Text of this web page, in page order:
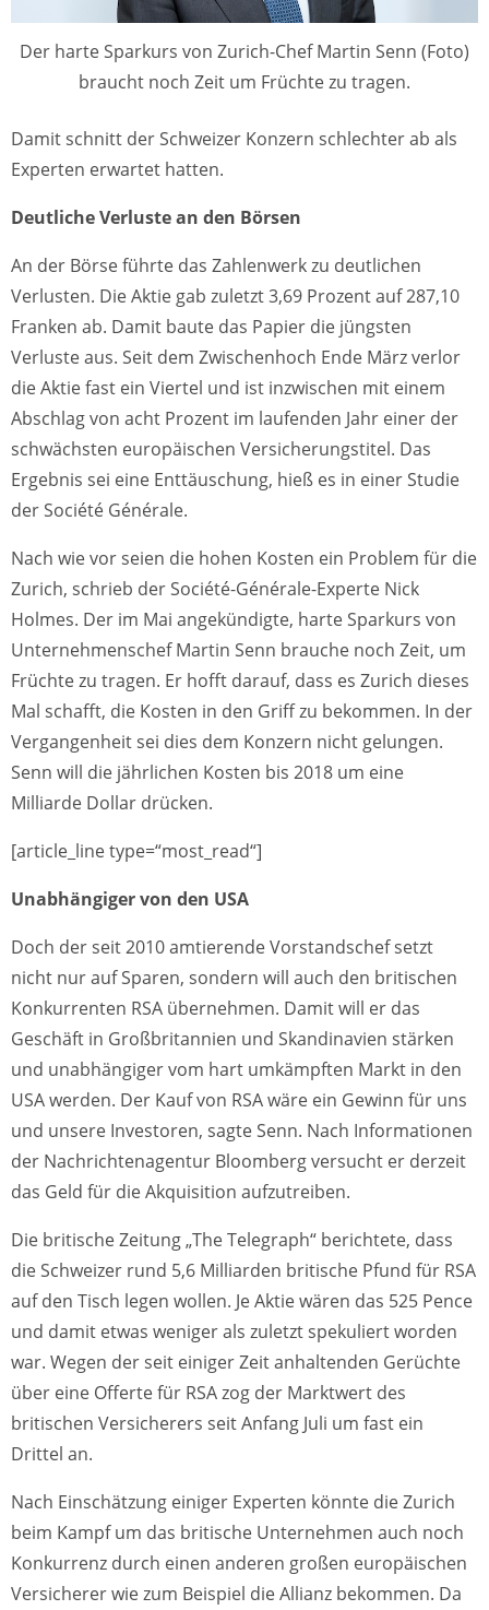
Der harte Sparkurs von Zurich-Chef Martin Senn (Foto)
braucht noch Zeit um Früchte zu tragen.
Damit schnitt der Schweizer Konzern schlechter ab als
Experten erwartet hatten.
Deutliche Verluste an den Börsen
An der Börse führte das Zahlenwerk zu deutlichen
Verlusten. Die Aktie gab zuletzt 3,69 Prozent auf 287,10
Franken ab. Damit baute das Papier die jüngsten
Verluste aus. Seit dem Zwischenhoch Ende März verlor
die Aktie fast ein Viertel und ist inzwischen mit einem
Abschlag von acht Prozent im laufenden Jahr einer der
schwächsten europäischen Versicherungstitel. Das
Ergebnis sei eine Enttäuschung, hieß es in einer Studie
der Société Générale.
Nach wie vor seien die hohen Kosten ein Problem für die
Zurich, schrieb der Société-Générale-Experte Nick
Holmes. Der im Mai angekündigte, harte Sparkurs von
Unternehmenschef Martin Senn brauche noch Zeit, um
Früchte zu tragen. Er hofft darauf, dass es Zurich dieses
Mal schafft, die Kosten in den Griff zu bekommen. In der
Vergangenheit sei dies dem Konzern nicht gelungen.
Senn will die jährlichen Kosten bis 2018 um eine
Milliarde Dollar drücken.
[article_line type=“most_read“]
Unabhängiger von den USA
Doch der seit 2010 amtierende Vorstandschef setzt
nicht nur auf Sparen, sondern will auch den britischen
Konkurrenten RSA übernehmen. Damit will er das
Geschäft in Großbritannien und Skandinavien stärken
und unabhängiger vom hart umkämpften Markt in den
USA werden. Der Kauf von RSA wäre ein Gewinn für uns
und unsere Investoren, sagte Senn. Nach Informationen
der Nachrichtenagentur Bloomberg versucht er derzeit
das Geld für die Akquisition aufzutreiben.
Die britische Zeitung „The Telegraph“ berichtete, dass
die Schweizer rund 5,6 Milliarden britische Pfund für RSA
auf den Tisch legen wollen. Je Aktie wären das 525 Pence
und damit etwas weniger als zuletzt spekuliert worden
war. Wegen der seit einiger Zeit anhaltenden Gerüchte
über eine Offerte für RSA zog der Marktwert des
britischen Versicherers seit Anfang Juli um fast ein
Drittel an.
Nach Einschätzung einiger Experten könnte die Zurich
beim Kampf um das britische Unternehmen auch noch
Konkurrenz durch einen anderen großen europäischen
Versicherer wie zum Beispiel die Allianz bekommen. Da